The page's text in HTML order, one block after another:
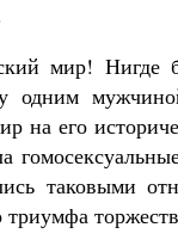
мир! Нигде
одним
на его
таковыми